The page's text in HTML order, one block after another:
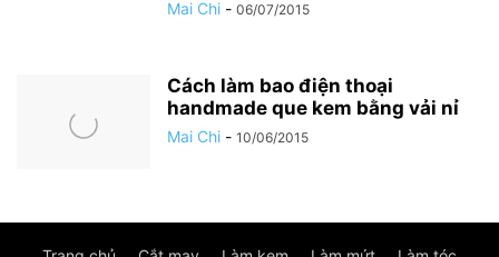
Mai Chi - 06/07/2015
Cách làm bao điện thoại
handmade que kem bằng vải nỉ
Mai Chi - 10/06/2015